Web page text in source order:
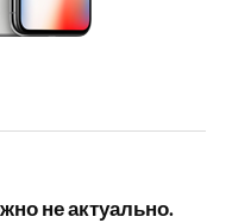
не актуально.